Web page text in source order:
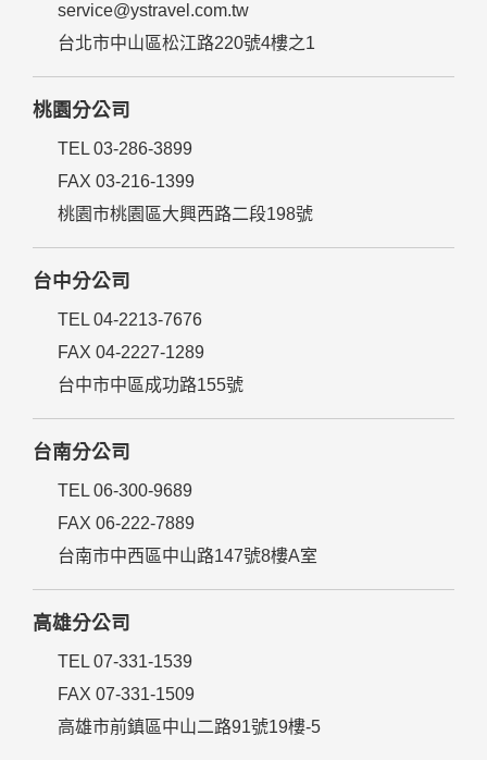
service@ystravel.com.tw
台北市中山區松江路220號4樓之1
桃園分公司
TEL 03-286-3899
FAX 03-216-1399
桃園市桃園區大興西路二段198號
台中分公司
TEL 04-2213-7676
FAX 04-2227-1289
台中市中區成功路155號
台南分公司
TEL 06-300-9689
FAX 06-222-7889
台南市中西區中山路147號8樓A室
高雄分公司
TEL 07-331-1539
FAX 07-331-1509
高雄市前鎮區中山二路91號19樓-5